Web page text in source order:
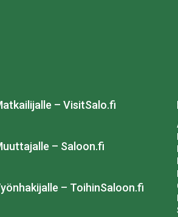
– VisitSalo.fi
– Saloon.fi
– ToihinSaloon.fi